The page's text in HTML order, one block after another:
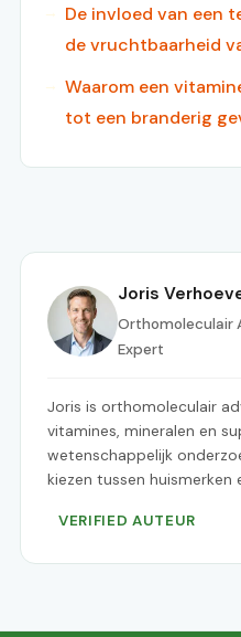
De invloed van een
de vruchtbaarheid
Waarom een
tot een branderig
Joris
Orthomoleculair
Expert
Joris is orthomoleculair
vitamines, mineralen en
wetenschappelijk
kiezen tussen
VERIFIED AUTEUR